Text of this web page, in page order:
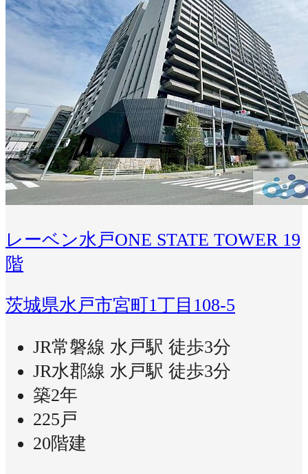
レーベン水戸ONE STATE TOWER 19
階
茨城県水戸市宮町1丁目108-5
JR常磐線 水戸駅 徒歩3分
JR水郡線 水戸駅 徒歩3分
築2年
225戸
20階建